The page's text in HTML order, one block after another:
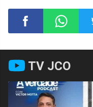
Compartilhar
no
no
TV JCO